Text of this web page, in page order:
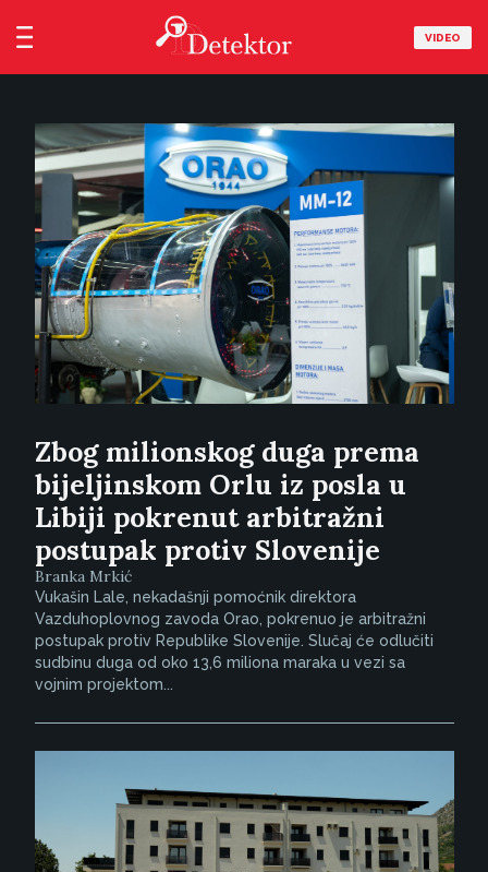
VIDEO
Zbog milionskog duga prema
bijeljinskom Orlu iz posla u
Libiji pokrenut arbitražni
postupak protiv Slovenije
Branka Mrkić
Vukašin Lale, nekadašnji pomoćnik direktora
Vazduhoplovnog zavoda Orao, pokrenuo je arbitražni
postupak protiv Republike Slovenije. Slučaj će odlučiti
sudbinu duga od oko 13,6 miliona maraka u vezi sa
vojnim projektom...